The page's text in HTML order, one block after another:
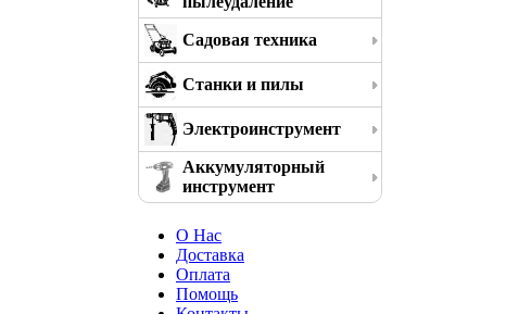
Садовая техника
Станки и пилы
Электроинструмент
Аккумуляторный
инструмент
О Нас
Доставка
Оплата
Помощь